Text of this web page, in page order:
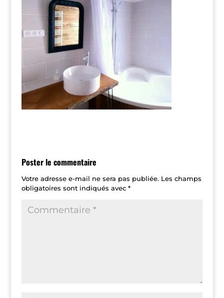
Poster le commentaire
Votre adresse e-mail ne sera pas publiée. Les champs
obligatoires sont indiqués avec *